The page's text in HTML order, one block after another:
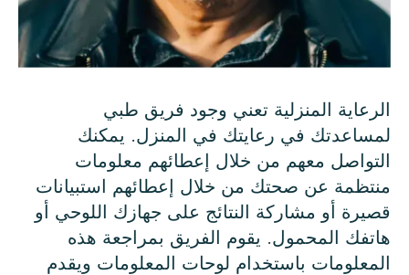
الرعاية المنزلية تعني وجود فريق طبي
لمساعدتك في رعايتك في المنزل. يمكنك
التواصل معهم من خلال إعطائهم معلومات
منتظمة عن صحتك من خلال إعطائهم استبيانات
قصيرة أو مشاركة النتائج على جهازك اللوحي أو
هاتفك المحمول. يقوم الفريق بمراجعة هذه
المعلومات باستخدام لوحات المعلومات ويقدم